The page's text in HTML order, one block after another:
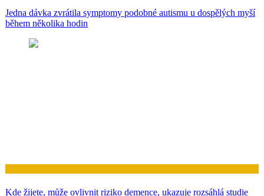
Jedna dávka zvrátila symptomy podobné autismu u dospělých myší
během několika hodin
Kde žijete, může ovlivnit riziko demence, ukazuje rozsáhlá studie